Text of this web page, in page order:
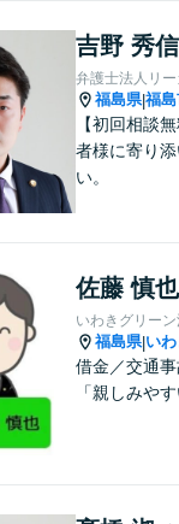
吉野 秀信
弁護士法人リ
福島県|福
【初回相談
者様に寄り
い。
佐藤 慎也
いわきグリー
福島県|い
借金／交通
「親しみや